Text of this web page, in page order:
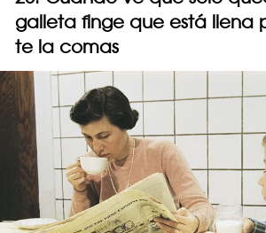
galleta finge que está llena
te la comas